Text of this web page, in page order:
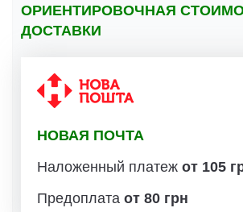
ОРИЕНТИРОВОЧНАЯ
ДОСТАВКИ
НОВАЯ ПОЧТА
Наложенный платеж от 105
Предоплата от 80 грн